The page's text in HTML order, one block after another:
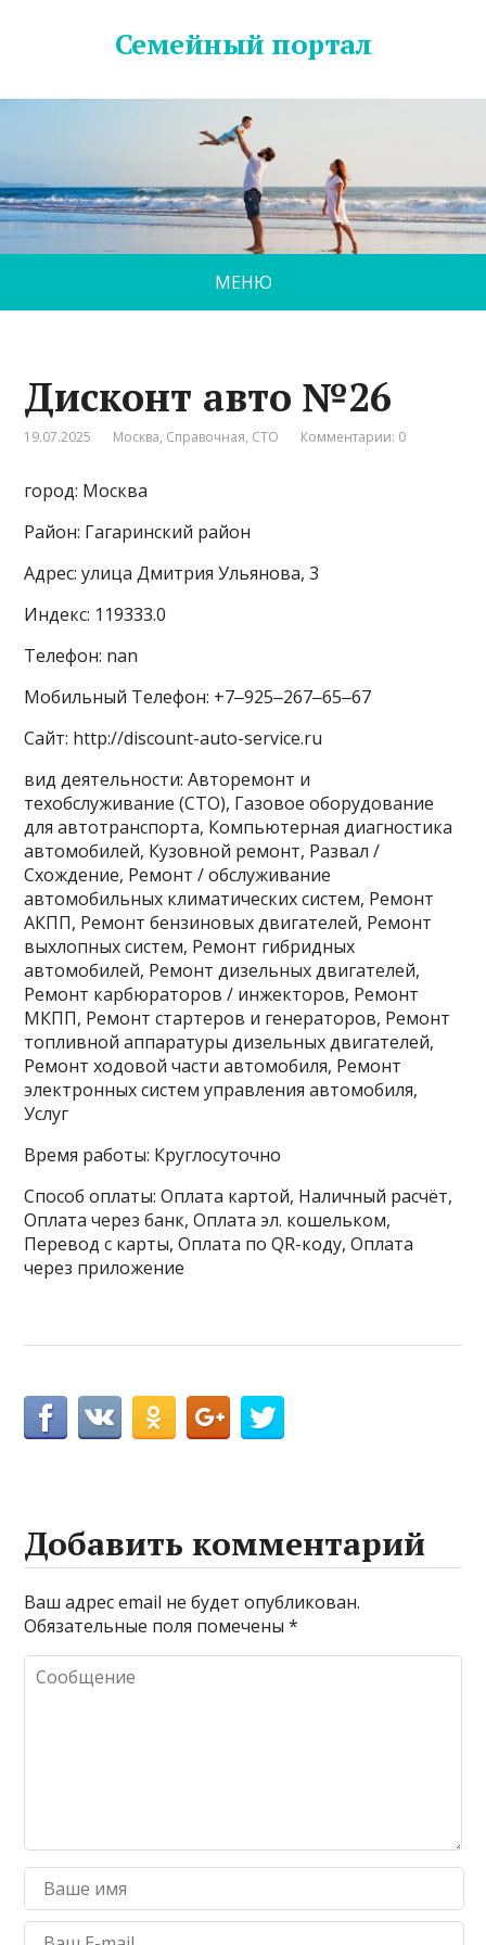
Семейный портал
МЕНЮ
Дисконт авто №26
19.07.2025 Москва, Справочная, СТО Комментарии: 0
город: Москва
Район: Гагаринский район
Адрес: улица Дмитрия Ульянова, 3
Индекс: 119333.0
Телефон: nan
Мобильный Телефон: +7‒925‒267‒65‒67
Сайт: http://discount-auto-service.ru
вид деятельности: Авторемонт и
техобслуживание (СТО), Газовое оборудование
для автотранспорта, Компьютерная диагностика
автомобилей, Кузовной ремонт, Развал /
Схождение, Ремонт / обслуживание
автомобильных климатических систем, Ремонт
АКПП, Ремонт бензиновых двигателей, Ремонт
выхлопных систем, Ремонт гибридных
автомобилей, Ремонт дизельных двигателей,
Ремонт карбюраторов / инжекторов, Ремонт
МКПП, Ремонт стартеров и генераторов, Ремонт
топливной аппаратуры дизельных двигателей,
Ремонт ходовой части автомобиля, Ремонт
электронных систем управления автомобиля,
Услуг
Время работы: Круглосуточно
Способ оплаты: Оплата картой, Наличный расчёт,
Оплата через банк, Оплата эл. кошельком,
Перевод с карты, Оплата по QR-коду, Оплата
через приложение
Добавить комментарий
Ваш адрес email не будет опубликован.
Обязательные поля помечены*